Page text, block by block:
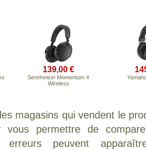
139,00 €
Sennheiser Momentum 4
Wireless
magasins qui vendent le
permettre de
erreurs peuvent